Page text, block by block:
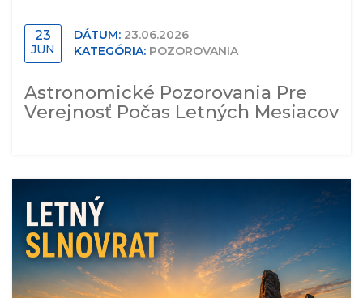
23
JUN
DÁTUM: 23.06.2026
KATEGÓRIA: POZOROVANIA
Astronomické Pozorovania Pre
Verejnosť Počas Letných Mesiacov